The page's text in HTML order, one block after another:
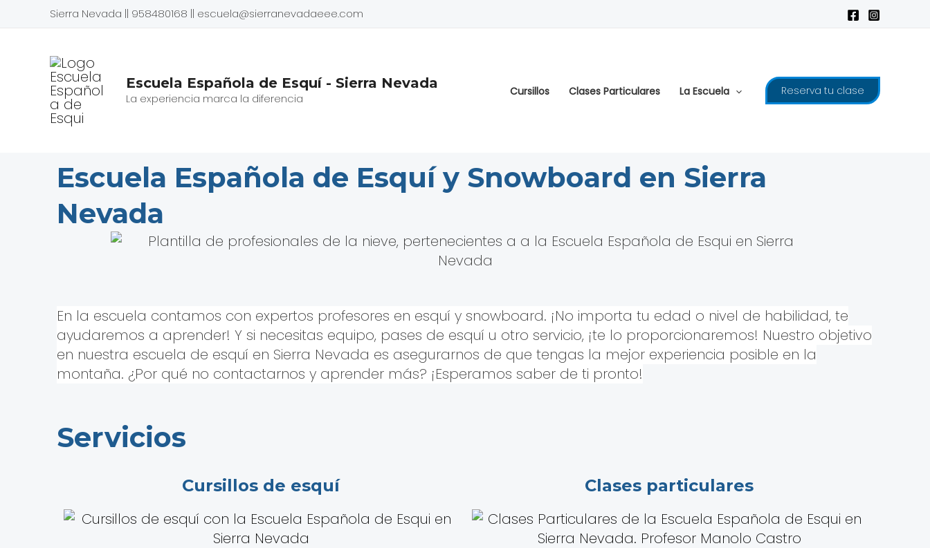
Sierra Nevada || 958480168 || escuela@sierranevadaeee.com
Escuela Española de Esquí - Sierra Nevada
La experiencia marca la diferencia Cursillos Clases Particulares La Escuela Reserva tu clase
Escuela Española de Esquí y Snowboard en Sierra
Nevada
En la escuela contamos con expertos profesores en esquí y snowboard. ¡No importa tu edad o nivel de habilidad, te
ayudaremos a aprender! Y si necesitas equipo, pases de esquí u otro servicio, ¡te lo proporcionaremos! Nuestro objetivo
en nuestra escuela de esquí en Sierra Nevada es asegurarnos de que tengas la mejor experiencia posible en la
montaña. ¿Por qué no contactarnos y aprender más? ¡Esperamos saber de ti pronto!
Servicios
Cursillos de esquí Clases particulares